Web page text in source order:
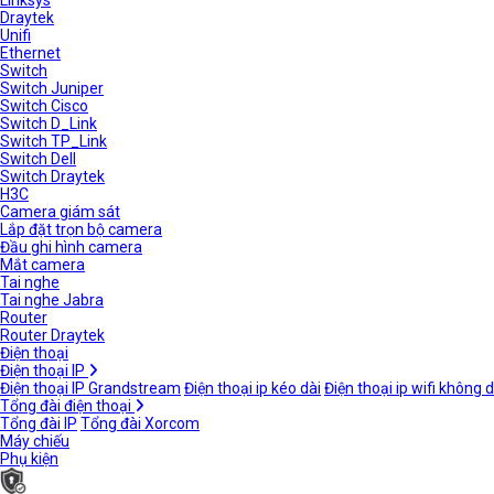
Draytek
Unifi
Ethernet
Switch
Switch Juniper
Switch Cisco
Switch D_Link
Switch TP_Link
Switch Dell
Switch Draytek
H3C
Camera giám sát
Lắp đặt trọn bộ camera
Đầu ghi hình camera
Mắt camera
Tai nghe
Tai nghe Jabra
Router
Router Draytek
Điện thoại
Điện thoại IP
Điện thoại IP Grandstream Điện thoại ip kéo dài Điện thoại ip wifi không
Tổng đài điện thoại
Tổng đài IP Tổng đài Xorcom
Máy chiếu
Phụ kiện